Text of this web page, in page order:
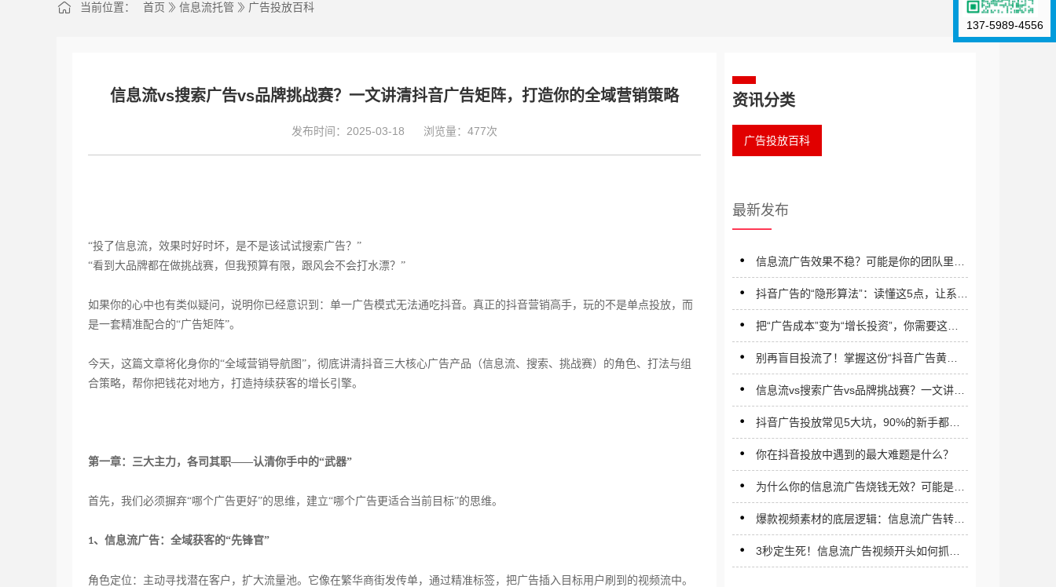
当前位置： 首页 信息流托管 广告投放百科
信息流vs搜索广告vs品牌挑战赛？一文讲清抖音广告矩阵，打造你的全域营销策略
发布时间：2025-03-18 浏览量：477次
“投了信息流，效果时好时坏，是不是该试试搜索广告？”
“看到大品牌都在做挑战赛，但我预算有限，跟风会不会打水漂？”
如果你的心中也有类似疑问，说明你已经意识到：单一广告模式无法通吃抖音。真正的抖音营销高手，玩的不是单点投放，而
是一套精准配合的“广告矩阵”。
今天，这篇文章将化身你的“全域营销导航图”，彻底讲清抖音三大核心广告产品（信息流、搜索、挑战赛）的角色、打法与组
合策略，帮你把钱花对地方，打造持续获客的增长引擎。
第一章：三大主力，各司其职——认清你手中的“武器”
首先，我们必须摒弃“哪个广告更好”的思维，建立“哪个广告更适合当前目标”的思维。
1、信息流广告：全域获客的“先锋官”
角色定位：主动寻找潜在客户，扩大流量池。它像在繁华商街发传单，通过精准标签，把广告插入目标用户刷到的视频流中。
资讯分类
广告投放百科
最新发布
信息流广告效果不稳？可能是你的团队里少
抖音广告的“隐形算法”：读懂这5点，让系统
把“广告成本”变为“增长投资”，你需要这样
别再盲目投流了！掌握这份“抖音广告黄金
信息流vs搜索广告vs品牌挑战赛？一文讲清
抖音广告投放常见5大坑，90%的新手都踩
你在抖音投放中遇到的最大难题是什么？
为什么你的信息流广告烧钱无效？可能是视
爆款视频素材的底层逻辑：信息流广告转化
3秒定生死！信息流广告视频开头如何抓住
137-5989-4556